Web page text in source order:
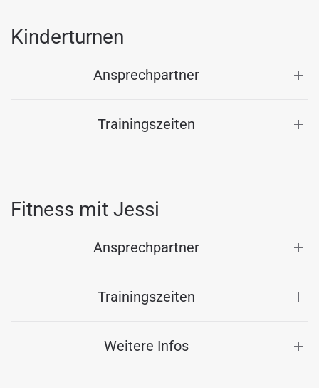
Kinderturnen
Ansprechpartner
Trainingszeiten
Fitness mit Jessi
Ansprechpartner
Trainingszeiten
Weitere Infos